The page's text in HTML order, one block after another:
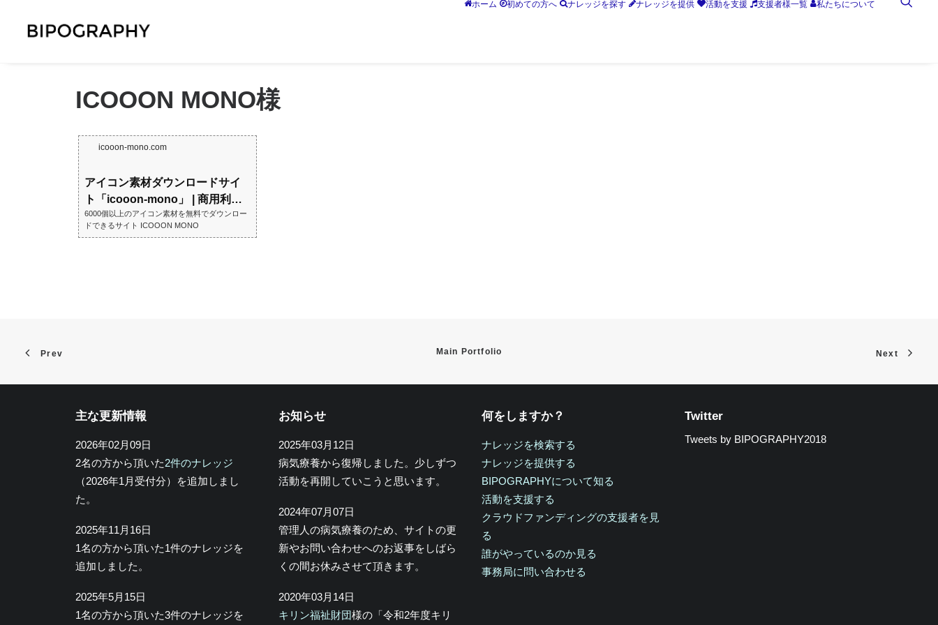
ホーム 初めての方へ ナレッジを探す ナレッジを提供 活動を支援 支援者様一覧 私たちについて
ICOOON MONO様
icooon-mono.com
アイコン素材ダウンロードサイ
ト「icooon-mono」 | 商用利用
可能なアイコン素材が...
6000個以上のアイコン素材を無料でダウンロー
ドできるサイト ICOOON MONO
Prev Main Portfolio Next
主な更新情報
2026年02月09日
2名の方から頂いた2件のナレッジ
（2026年1月受付分）を追加しまし
た。
2025年11月16日
1名の方から頂いた1件のナレッジを
追加しました。
2025年5月15日
1名の方から頂いた3件のナレッジを
お知らせ
2025年03月12日
病気療養から復帰しました。少しずつ
活動を再開していこうと思います。
2024年07月07日
管理人の病気療養のため、サイトの更
新やお問い合わせへのお返事をしばら
くの間お休みさせて頂きます。
2020年03月14日
キリン福祉財団様の「令和2年度キリ
何をしますか？
ナレッジを検索する
ナレッジを提供する
BIPOGRAPHYについて知る
活動を支援する
クラウドファンディングの支援者を見
る
誰がやっているのか見る
事務局に問い合わせる
Twitter
Tweets by BIPOGRAPHY2018